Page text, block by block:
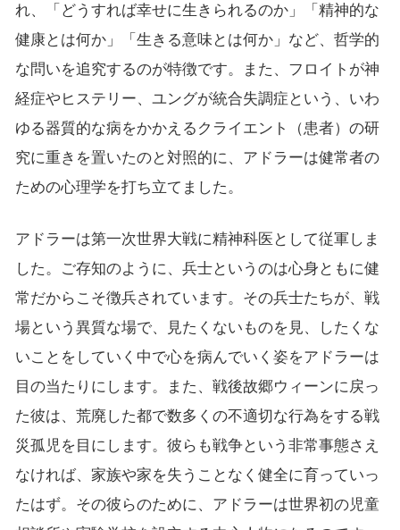
れ、「どうすれば幸せに生きられるのか」「精神的な
健康とは何か」「生きる意味とは何か」など、哲学的
な問いを追究するのが特徴です。また、フロイトが神
経症やヒステリー、ユングが統合失調症という、いわ
ゆる器質的な病をかかえるクライエント（患者）の研
究に重きを置いたのと対照的に、アドラーは健常者の
ための心理学を打ち立てました。
アドラーは第一次世界大戦に精神科医として従軍しま
した。ご存知のように、兵士というのは心身ともに健
常だからこそ徴兵されています。その兵士たちが、戦
場という異質な場で、見たくないものを見、したくな
いことをしていく中で心を病んでいく姿をアドラーは
目の当たりにします。また、戦後故郷ウィーンに戻っ
た彼は、荒廃した都で数多くの不適切な行為をする戦
災孤児を目にします。彼らも戦争という非常事態さえ
なければ、家族や家を失うことなく健全に育っていっ
たはず。その彼らのために、アドラーは世界初の児童